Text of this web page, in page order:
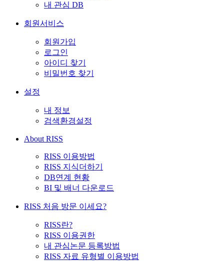
내 관심 DB
회원서비스
회원가입
로그인
아이디 찾기
비밀번호 찾기
설정
내 정보
검색환경설정
About RISS
RISS 이용방법
RISS 지식더하기
DB연계 현황
BI 및 배너 다운로드
RISS 처음 방문 이세요?
RISS란?
RISS 이용권한
내 관심논문 등록방법
RISS 자료 유형별 이용방법